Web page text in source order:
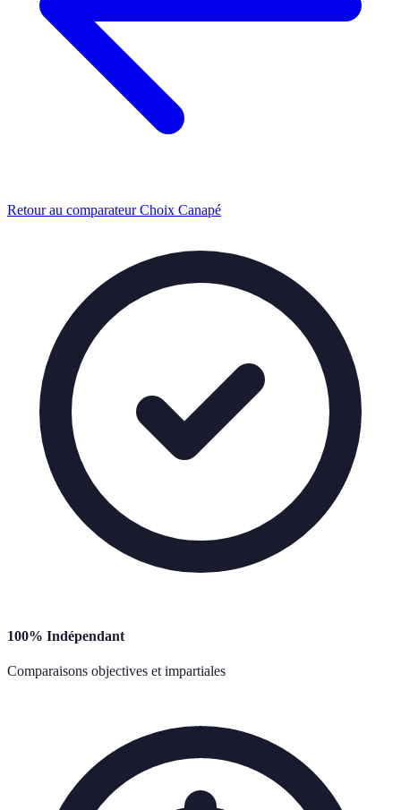
Retour au comparateur Choix Canapé
100% Indépendant
Comparaisons objectives et impartiales